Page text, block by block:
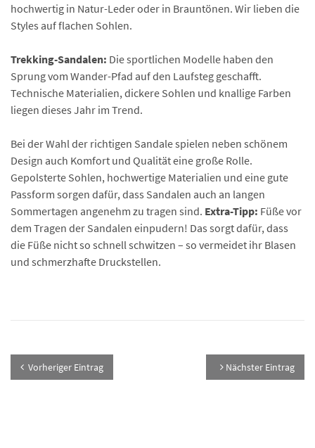
hochwertig in Natur-Leder oder in Brauntönen. Wir lieben die
Styles auf flachen Sohlen.
Trekking-Sandalen: Die sportlichen Modelle haben den
Sprung vom Wander-Pfad auf den Laufsteg geschafft.
Technische Materialien, dickere Sohlen und knallige Farben
liegen dieses Jahr im Trend.
Bei der Wahl der richtigen Sandale spielen neben schönem
Design auch Komfort und Qualität eine große Rolle.
Gepolsterte Sohlen, hochwertige Materialien und eine gute
Passform sorgen dafür, dass Sandalen auch an langen
Sommertagen angenehm zu tragen sind. Extra-Tipp: Füße vor
dem Tragen der Sandalen einpudern! Das sorgt dafür, dass
die Füße nicht so schnell schwitzen – so vermeidet ihr Blasen
und schmerzhafte Druckstellen.
Vorheriger Eintrag Nächster Eintrag